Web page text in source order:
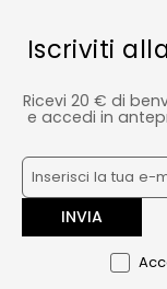
Iscriviti
Ricevi 20 € di
e accedi in
INVIA